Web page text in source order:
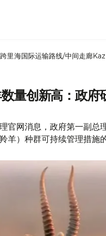
跨里海国际运输路线/中间走廊
量创新高：政府
官网消息，政府第一副总
羊）种群可持续管理措施